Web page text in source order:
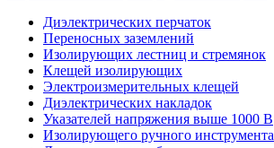
Диэлектрических перчаток
Переносных заземлений
Изолирующих лестниц и стремянок
Клещей изолирующих
Электроизмерительных клещей
Диэлектрических накладок
Указателей напряжения выше 1000 В
Изолирующего ручного инструмента